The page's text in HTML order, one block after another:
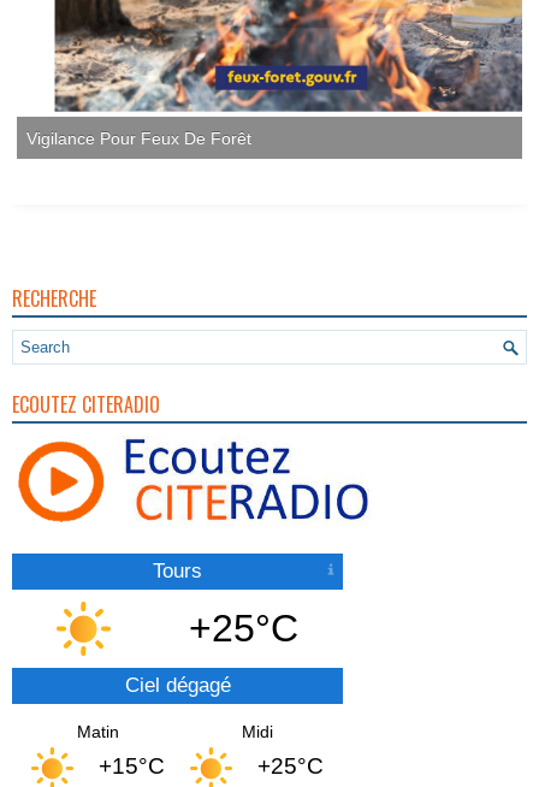
RECHERCHE
ECOUTEZ CITERADIO
Tours
+25°C
Ciel dégagé
Matin
+15°C
Midi
+25°C